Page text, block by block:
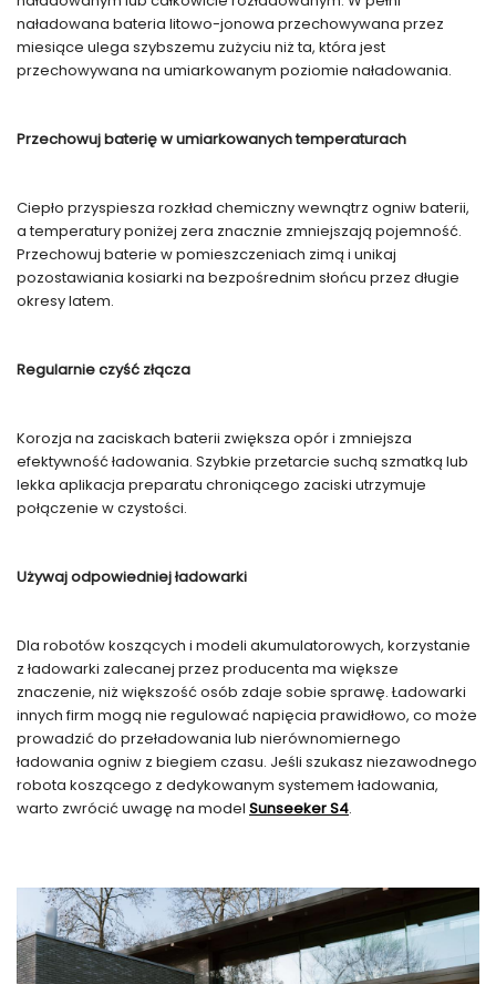
naładowana bateria litowo-jonowa przechowywana przez
miesiące ulega szybszemu zużyciu niż ta, która jest
przechowywana na umiarkowanym poziomie naładowania.
Przechowuj baterię w umiarkowanych temperaturach
Ciepło przyspiesza rozkład chemiczny wewnątrz ogniw baterii,
a temperatury poniżej zera znacznie zmniejszają pojemność.
Przechowuj baterie w pomieszczeniach zimą i unikaj
pozostawiania kosiarki na bezpośrednim słońcu przez długie
okresy latem.
Regularnie czyść złącza
Korozja na zaciskach baterii zwiększa opór i zmniejsza
efektywność ładowania. Szybkie przetarcie suchą szmatką lub
lekka aplikacja preparatu chroniącego zaciski utrzymuje
połączenie w czystości.
Używaj odpowiedniej ładowarki
Dla robotów koszących i modeli akumulatorowych, korzystanie
z ładowarki zalecanej przez producenta ma większe
znaczenie, niż większość osób zdaje sobie sprawę. Ładowarki
innych firm mogą nie regulować napięcia prawidłowo, co może
prowadzić do przeładowania lub nierównomiernego
ładowania ogniw z biegiem czasu. Jeśli szukasz niezawodnego
robota koszącego z dedykowanym systemem ładowania,
warto zwrócić uwagę na model Sunseeker S4.